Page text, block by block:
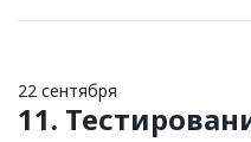
22 сентября
11.